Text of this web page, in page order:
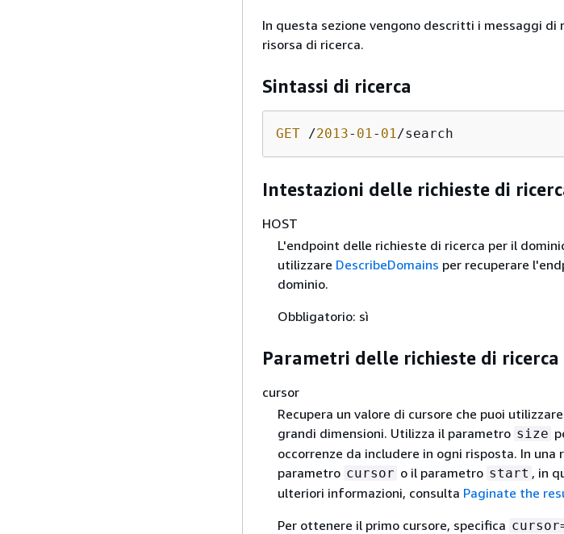
In questa sezione vengono descritti i messaggi di
risorsa di ricerca.
Sintassi di ricerca
GET /2013- 01 - 01 /search
Intestazioni delle richieste di
HOST
L'endpoint delle richieste di ricerca per il
utilizzare DescribeDomains per recuperare
dominio.
Obbligatorio: sì
Parametri delle richieste di ricerca
cursor
Recupera un valore di cursore che puoi
grandi dimensioni. Utilizza il parametro size
occorrenze da includere in ogni risposta. In
parametro cursor o il parametro start , in
ulteriori informazioni, consulta Paginate the
Per ottenere il primo cursore, specifica